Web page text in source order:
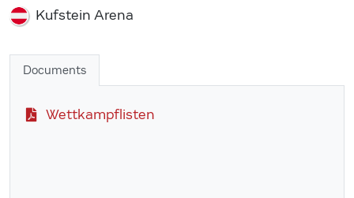
Kufstein Arena
Documents
Wettkampflisten